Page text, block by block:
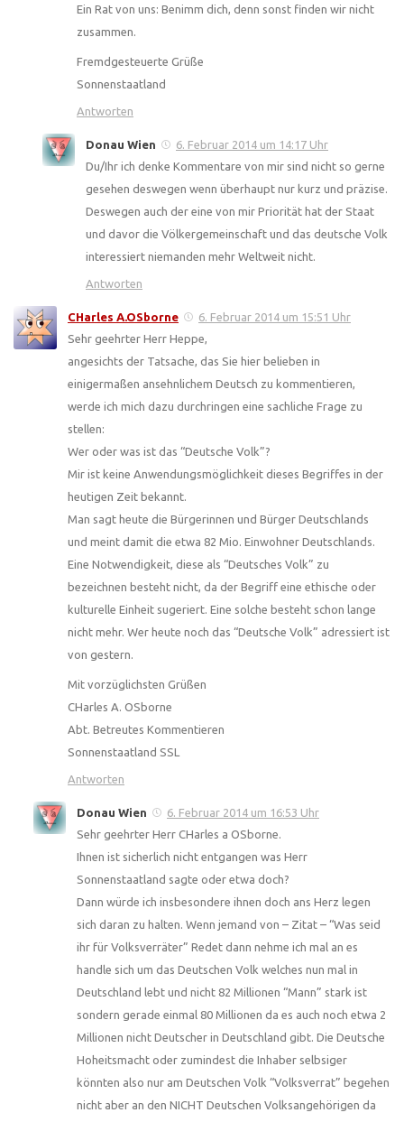
Ein Rat von uns: Benimm dich, denn sonst finden wir nicht
zusammen.
Fremdgesteuerte Grüße
Sonnenstaatland
Antworten
Donau Wien
6. Februar 2014 um 14:17 Uhr
Du/Ihr ich denke Kommentare von mir sind nicht so gerne
gesehen deswegen wenn überhaupt nur kurz und präzise.
Deswegen auch der eine von mir Priorität hat der Staat
und davor die Völkergemeinschaft und das deutsche Volk
interessiert niemanden mehr Weltweit nicht.
Antworten
CHarles A.OSborne
6. Februar 2014 um 15:51 Uhr
Sehr geehrter Herr Heppe,
angesichts der Tatsache, das Sie hier belieben in
einigermaßen ansehnlichem Deutsch zu kommentieren,
werde ich mich dazu durchringen eine sachliche Frage zu
stellen:
Wer oder was ist das “Deutsche Volk”?
Mir ist keine Anwendungsmöglichkeit dieses Begriffes in der
heutigen Zeit bekannt.
Man sagt heute die Bürgerinnen und Bürger Deutschlands
und meint damit die etwa 82 Mio. Einwohner Deutschlands.
Eine Notwendigkeit, diese als “Deutsches Volk” zu
bezeichnen besteht nicht, da der Begriff eine ethische oder
kulturelle Einheit sugeriert. Eine solche besteht schon lange
nicht mehr. Wer heute noch das “Deutsche Volk” adressiert ist
von gestern.
Mit vorzüglichsten Grüßen
CHarles A. OSborne
Abt. Betreutes Kommentieren
Sonnenstaatland SSL
Antworten
Donau Wien
6. Februar 2014 um 16:53 Uhr
Sehr geehrter Herr CHarles a OSborne.
Ihnen ist sicherlich nicht entgangen was Herr
Sonnenstaatland sagte oder etwa doch?
Dann würde ich insbesondere ihnen doch ans Herz legen
sich daran zu halten. Wenn jemand von – Zitat – “Was seid
ihr für Volksverräter” Redet dann nehme ich mal an es
handle sich um das Deutschen Volk welches nun mal in
Deutschland lebt und nicht 82 Millionen “Mann” stark ist
sondern gerade einmal 80 Millionen da es auch noch etwa 2
Millionen nicht Deutscher in Deutschland gibt. Die Deutsche
Hoheitsmacht oder zumindest die Inhaber selbsiger
könnten also nur am Deutschen Volk “Volksverrat” begehen
nicht aber an den NICHT Deutschen Volksangehörigen da